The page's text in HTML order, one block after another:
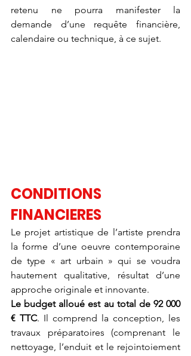
retenu ne pourra manifester la
demande d’une requête financière,
calendaire ou technique, à ce sujet.
CONDITIONS
FINANCIERES
Le projet artistique de l’artiste prendra
la forme d’une oeuvre contemporaine
de type « art urbain » qui se voudra
hautement qualitative, résultat d’une
approche originale et innovante.
Le budget alloué est au total de 92 000
€ TTC. Il comprend la conception, les
travaux préparatoires (comprenant le
nettoyage, l’enduit et le rejointoiement